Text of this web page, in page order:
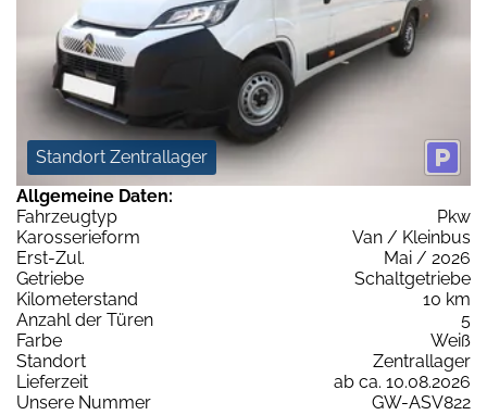
Standort Zentrallager
Allgemeine Daten:
Fahrzeugtyp
Pkw
Karosserieform
Van / Kleinbus
Erst-Zul.
Mai / 2026
Getriebe
Schaltgetriebe
Kilometerstand
10 km
Anzahl der Türen
5
Farbe
Weiß
Standort
Zentrallager
Lieferzeit
ab ca. 10.08.2026
Unsere Nummer
GW-ASV822